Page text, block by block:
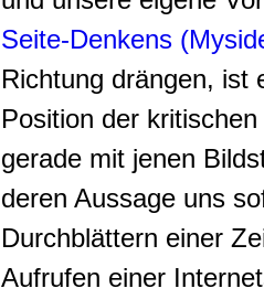
Seite-Denkens
Richtung drängen, ist
Position der
gerade mit jenen
deren Aussage uns
Durchblättern einer
Aufrufen einer